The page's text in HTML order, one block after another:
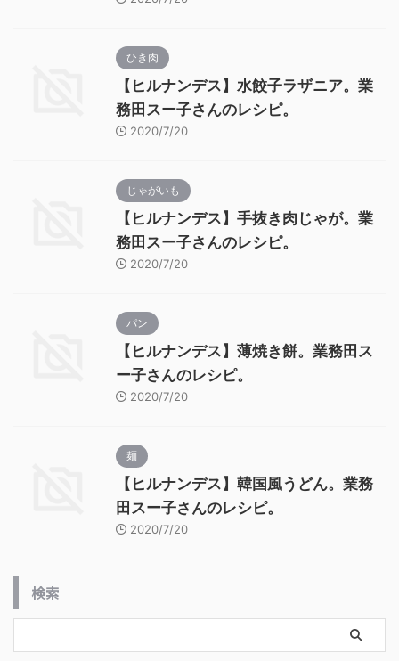
ひき肉
【ヒルナンデス】水餃子ラザニア。業
務田スー子さんのレシピ。
2020/7/20
じゃがいも
【ヒルナンデス】手抜き肉じゃが。業
務田スー子さんのレシピ。
2020/7/20
パン
【ヒルナンデス】薄焼き餅。業務田ス
ー子さんのレシピ。
2020/7/20
麺
【ヒルナンデス】韓国風うどん。業務
田スー子さんのレシピ。
2020/7/20
検索